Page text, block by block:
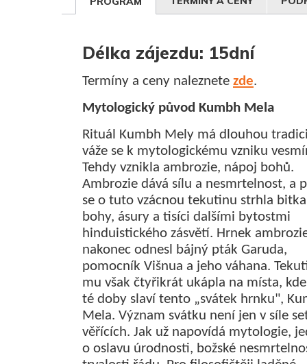
Délka zájezdu: 15dní
Termíny a ceny naleznete zde.
Mytologický původ Kumbh Mela
Rituál Kumbh Mely má dlouhou
váže se k mytologickému vzniku
Tehdy vznikla ambrozie, nápoj bohů.
Ambrozie dává sílu a nesmrtelnost, a
se o tuto vzácnou tekutinu strhla
bohy, ásury a tisíci dalšími bytostmi
hinduistického zásvětí. Hrnek
nakonec odnesl bájný pták Garuda,
pomocník Višnua a jeho váhana.
mu však čtyřikrát ukápla na místa,
té doby slaví tento „svátek hrnku",
Mela. Význam svátku není jen v síle
věřících. Jak už napovídá mytologie,
o oslavu úrodnosti, božské